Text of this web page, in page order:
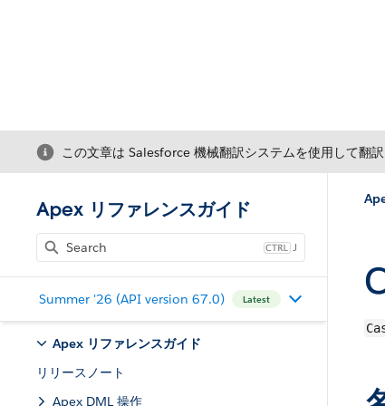
この文章は Salesforce 機械翻訳システムを使用して翻
Apex リファレンスガイド
J
Summer '26 (API version 67.0) Latest
Apex リファレンスガイド
リリースノート
Apex DML 操作